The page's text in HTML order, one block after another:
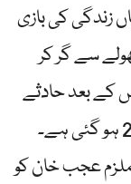
زندگی کی بازی
سے گر کر
کے بعد حادثے
میں جاں بحق ہونے والی بچیوں کی تعداد 2 ہو گئی ہے۔
عجب خان کو